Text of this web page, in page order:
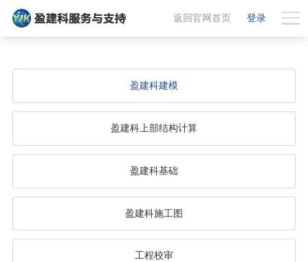
登录
返回官网首页
盈建科建模
盈建科上部结构计算
盈建科基础
盈建科施工图
工程校审